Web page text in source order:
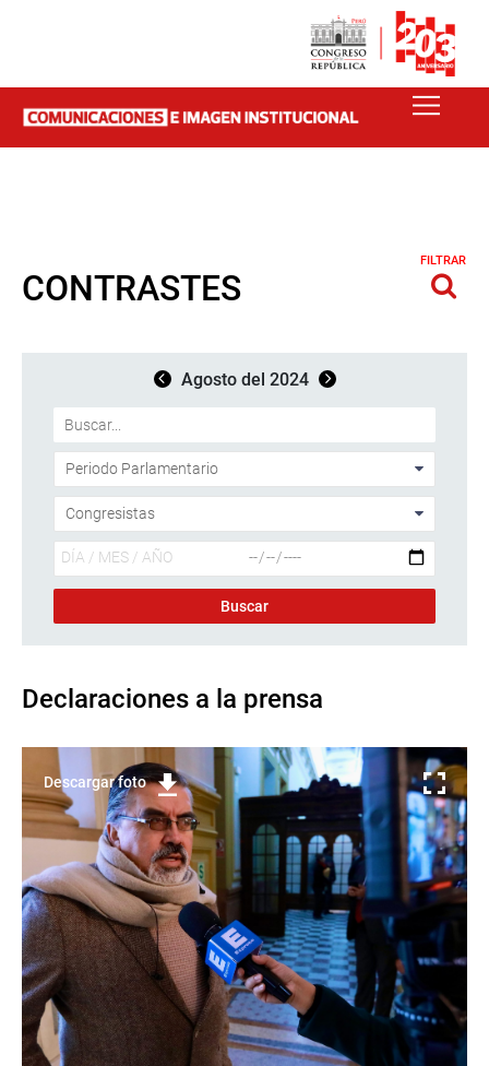
CONTRASTES
FILTRAR
Agosto del 2024
Declaraciones a la prensa
Descargar foto